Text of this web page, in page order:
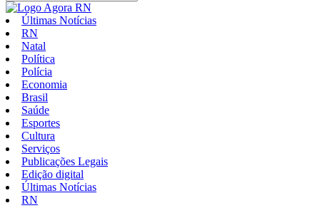
Últimas Notícias
RN
Natal
Política
Polícia
Economia
Brasil
Saúde
Esportes
Cultura
Serviços
Publicações Legais
Edição digital
Últimas Notícias
RN